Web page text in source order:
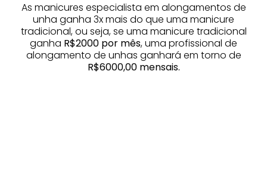
As manicures especialista em alongamentos de
unha ganha 3x mais do que uma manicure
tradicional, ou seja, se uma manicure tradicional
ganha R$2000 por mês, uma profissional de
alongamento de unhas ganhará em torno de
R$6000,00 mensais.